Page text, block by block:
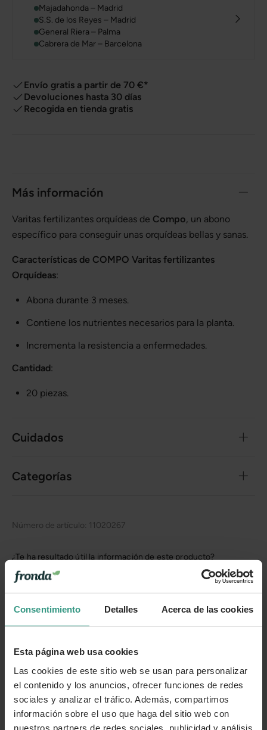
Consentimiento Detalles Acerca de las cookies
Esta página web usa cookies
Las cookies de este sitio web se usan para personalizar
el contenido y los anuncios, ofrecer funciones de redes
sociales y analizar el tráfico. Además, compartimos
información sobre el uso que haga del sitio web con
nuestros partners de redes sociales, publicidad y análisis
Majadahonda – Madrid
S.S. de los Reyes – Madrid
General Riera – Palma
Cabrera de Mar – Barcelona
Envío gratis a partir de 70 €*
Devoluciones hasta 30 días
Recogida en tienda gratis
Más información
Varitas fertilizantes orquídeas de Compo, un abono
específico para conseguir unas orquídeas bellas y sanas.
Características de COMPO Varitas fertilizantes
Orquídeas:
Abona durante 3 meses.
Contiene los nutrientes necesarios para la planta.
Incrementa la resistencia a enfermedades.
Cantidad:
20 piezas.
Cuidados
Categorías
Número de artículo: 11020267
¿Te ha resultado útil la información de este producto?
👍 Sí